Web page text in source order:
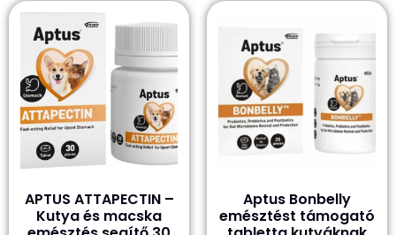
APTUS ATTAPECTIN –
Kutya és macska
Aptus Bonbelly
emésztést támogató